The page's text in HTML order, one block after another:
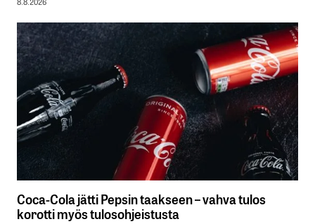
Coca-Cola jätti Pepsin taakseen – vahva tulos
korotti myös tulosohjeistusta